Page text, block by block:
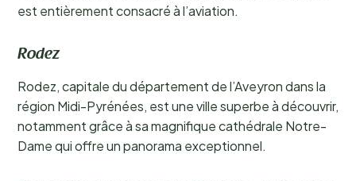
est entièrement consacré à l’aviation.
Rodez
Rodez, capitale du département de l’Aveyron dans la
région Midi-Pyrénées, est une ville superbe à découvrir,
notamment grâce à sa magnifique cathédrale Notre-
Dame qui offre un panorama exceptionnel.